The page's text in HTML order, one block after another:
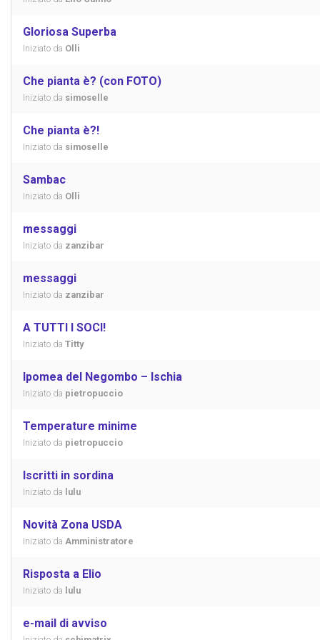
Gloriosa Superba
Iniziato da Olli
Che pianta è? (con FOTO)
Iniziato da simoselle
Che pianta è?!
Iniziato da simoselle
Sambac
Iniziato da Olli
messaggi
Iniziato da zanzibar
messaggi
Iniziato da zanzibar
A TUTTI I SOCI!
Iniziato da Titty
Ipomea del Negombo – Ischia
Iniziato da pietropuccio
Temperature minime
Iniziato da pietropuccio
Iscritti in sordina
Iniziato da lulu
Novità Zona USDA
Iniziato da Amministratore
Risposta a Elio
Iniziato da lulu
e-mail di avviso